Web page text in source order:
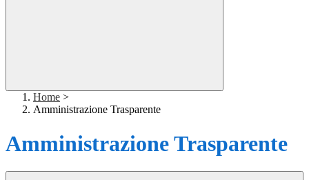
Home >
Amministrazione Trasparente
Amministrazione Trasparente